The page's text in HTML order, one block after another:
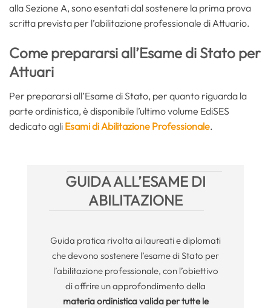
alla Sezione A, sono esentati dal sostenere la prima prova
scritta prevista per l’abilitazione professionale di Attuario.
Come prepararsi all’Esame di Stato per
Attuari
Per prepararsi all’Esame di Stato, per quanto riguarda la
parte ordinistica, è disponibile l’ultimo volume EdiSES
dedicato agli Esami di Abilitazione Professionale.
GUIDA ALL’ESAME DI
ABILITAZIONE
Guida pratica rivolta ai laureati e diplomati
che devono sostenere l’esame di Stato per
l’abilitazione professionale, con l’obiettivo
di offrire un approfondimento della
materia ordinisticavalida per tutte le